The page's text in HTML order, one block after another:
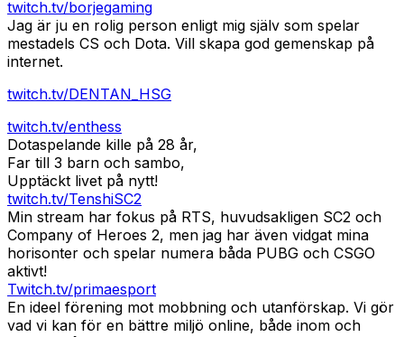
twitch.tv/borjegaming
Jag är ju en rolig person enligt mig själv som spelar
mestadels CS och Dota. Vill skapa god gemenskap på
internet.
twitch.tv/DENTAN_HSG
twitch.tv/enthess
Dotaspelande kille på 28 år,
Far till 3 barn och sambo,
Upptäckt livet på nytt!
twitch.tv/TenshiSC2
Min stream har fokus på RTS, huvudsakligen SC2 och
Company of Heroes 2, men jag har även vidgat mina
horisonter och spelar numera båda PUBG och CSGO
aktivt!
Twitch.tv/primaesport
En ideel förening mot mobbning och utanförskap. Vi gör
vad vi kan för en bättre miljö online, både inom och